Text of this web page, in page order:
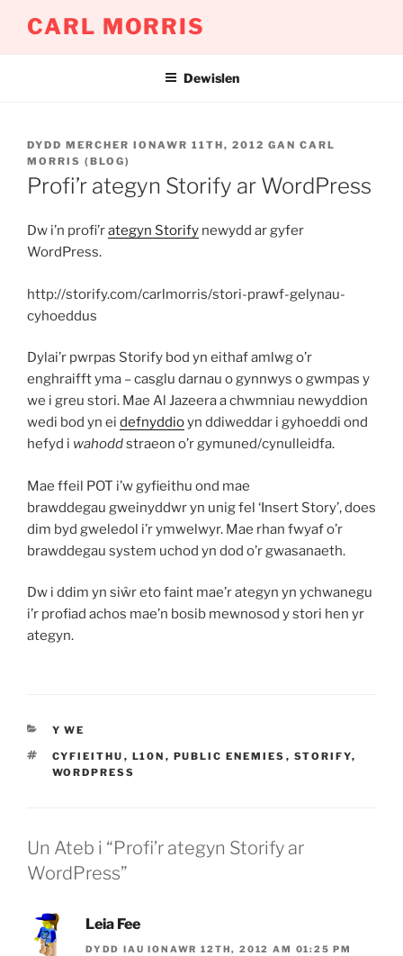
CARL MORRIS
Dewislen
COFNODWYD
AR
DYDD MERCHER IONAWR 11TH, 2012 GAN CARL
MORRIS (BLOG)
Profi’r ategyn Storify ar WordPress
Dw i’n profi’rategyn Storify newydd ar gyfer
WordPress.
http://storify.com/carlmorris/stori-prawf-gelynau-
cyhoeddus
Dylai’r pwrpas Storify bod yn eithaf amlwg o’r
enghraifft yma – casglu darnau o gynnwys o gwmpas y
we i greu stori. Mae Al Jazeera a chwmniau newyddion
wedi bod yn ei defnyddioyn ddiweddar i gyhoeddi ond
hefyd i wahoddstraeon o’r gymuned/cynulleidfa.
Mae ffeil POT i’w gyfieithu ond mae
brawddegau gweinyddwr yn unig fel ‘Insert Story’, does
dim byd gweledol i’r ymwelwyr. Mae rhan fwyaf o’r
brawddegau system uchod yn dod o’r gwasanaeth.
Dw i ddim yn siŵr eto faint mae’r ategyn yn ychwanegu
i’r profiad achos mae’n bosib mewnosod y stori hen yr
ategyn.
CATEGORÏAU
Y WE
TAGIAU
CYFIEITHU , L10N , PUBLIC ENEMIES , STORIFY,
WORDPRESS
Un Ateb i “Profi’r ategyn Storify ar
WordPress”
Leia Fee
DYDD IAU IONAWR 12TH, 2012 AM 01:25 PM